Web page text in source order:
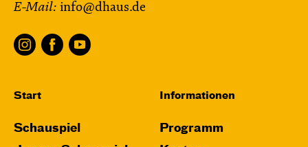
E-Mail: info@dhaus.de
Start
Schauspiel
Informationen
Programm